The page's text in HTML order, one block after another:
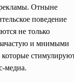
Отныне
поведение
не только
и мнимыми
которые
медиа.